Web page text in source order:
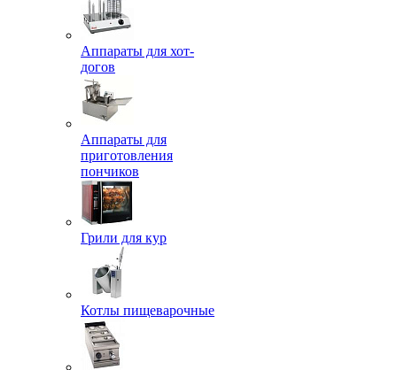
Аппараты для хот-
догов
Аппараты для
приготовления
пончиков
Грили для кур
Котлы пищеварочные